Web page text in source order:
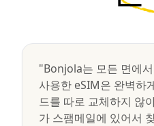
"Bonjola는 모든 면에
사용한 eSIM은 완벽하
드를 따로 교체하지 않
가 스팸메일에 있어서